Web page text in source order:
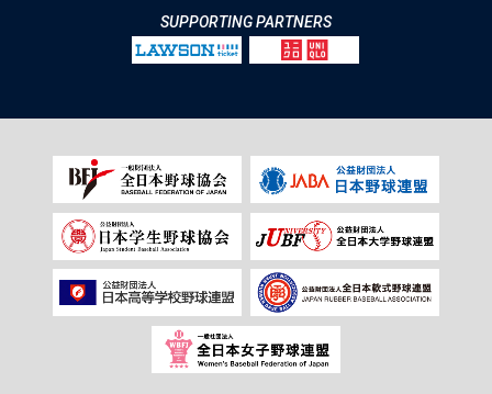
SUPPORTING PARTNERS